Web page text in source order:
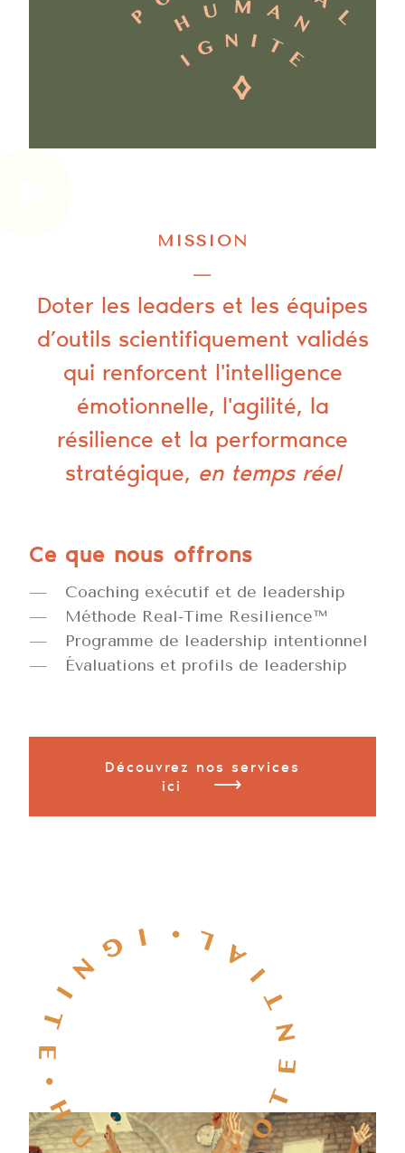
MISSION
—
Doter les leaders et les équipes
d’outils scientifiquement validés
qui renforcent l'intelligence
émotionnelle, l'agilité, la
résilience et la performance
stratégique, en temps réel
Ce que nous offrons
Coaching exécutif et de leadership
Méthode Real-Time Resilience™
Programme de leadership intentionnel
Évaluations et profils de leadership
Découvrez nos services
ici
⟶